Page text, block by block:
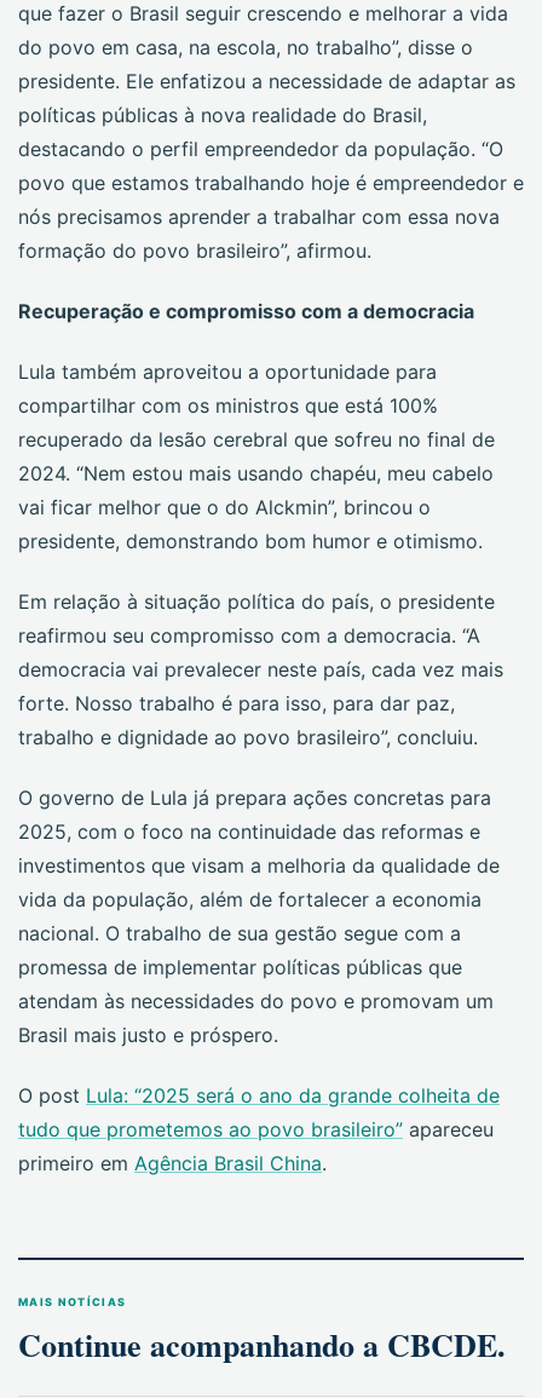
que fazer o Brasil seguir crescendo e melhorar a vida
do povo em casa, na escola, no trabalho”, disse o
presidente. Ele enfatizou a necessidade de adaptar as
políticas públicas à nova realidade do Brasil,
destacando o perfil empreendedor da população. “O
povo que estamos trabalhando hoje é empreendedor e
nós precisamos aprender a trabalhar com essa nova
formação do povo brasileiro”, afirmou.
Recuperação e compromisso com a democracia
Lula também aproveitou a oportunidade para
compartilhar com os ministros que está 100%
recuperado da lesão cerebral que sofreu no final de
2024. “Nem estou mais usando chapéu, meu cabelo
vai ficar melhor que o do Alckmin”, brincou o
presidente, demonstrando bom humor e otimismo.
Em relação à situação política do país, o presidente
reafirmou seu compromisso com a democracia. “A
democracia vai prevalecer neste país, cada vez mais
forte. Nosso trabalho é para isso, para dar paz,
trabalho e dignidade ao povo brasileiro”, concluiu.
O governo de Lula já prepara ações concretas para
2025, com o foco na continuidade das reformas e
investimentos que visam a melhoria da qualidade de
vida da população, além de fortalecer a economia
nacional. O trabalho de sua gestão segue com a
promessa de implementar políticas públicas que
atendam às necessidades do povo e promovam um
Brasil mais justo e próspero.
O post Lula: “2025 será o ano da grande colheita de
tudo que prometemos ao povo brasileiro” apareceu
primeiro em Agência Brasil China.
MAIS NOTÍCIAS
Continue acompanhando a CBCDE.